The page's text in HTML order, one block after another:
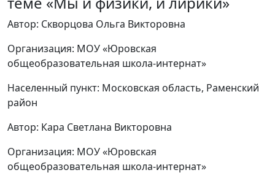
Автор: Скворцова Ольга Викторовна
Организация: МОУ «Юровская
общеобразовательная школа-интернат»
Населенный пункт: Московская область, Раменский
район
Автор: Кара Светлана Викторовна
Организация: МОУ «Юровская
общеобразовательная школа-интернат»